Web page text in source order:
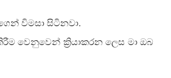
විමසා සිටිනවා.
වෙනුවෙන් ක්‍රියාකරන ලෙස මා ඔබ